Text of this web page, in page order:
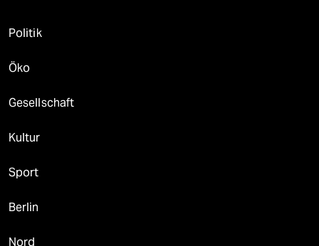
Politik
Öko
Gesellschaft
Kultur
Sport
Berlin
Nord